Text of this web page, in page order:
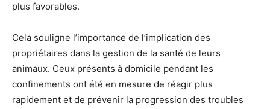
plus favorables.
Cela souligne l’importance de l’implication des
propriétaires dans la gestion de la santé de leurs
animaux. Ceux présents à domicile pendant les
confinements ont été en mesure de réagir plus
rapidement et de prévenir la progression des troubles